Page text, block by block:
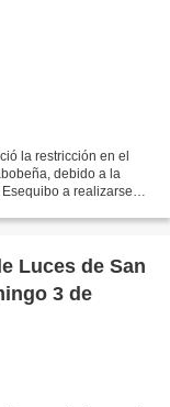
la restricción en el
debido a la
a realizarse
Luces de San
3 de